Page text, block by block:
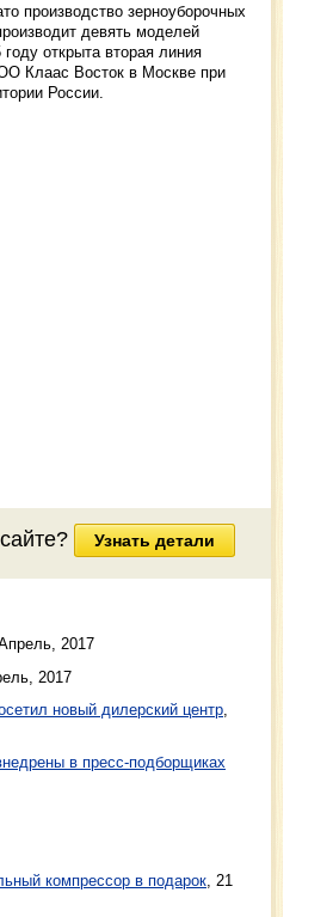
производство зерноуборочных
девять моделей
открыта вторая линия
Клаас Восток в Москве при
России.
Узнать детали
2017
2017
новый дилерский центр
в пресс-подборщиках
компрессор в подарок , 21